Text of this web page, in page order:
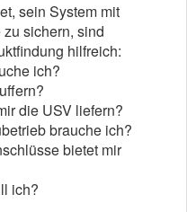
sein System mit
sichern, sind
hilfreich:
ich?
die USV liefern?
brauche ich?
bietet mir
ich?